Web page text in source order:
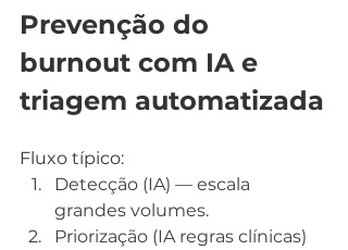
Prevenção do
burnout com IA e
triagem automatizada
Fluxo típico:
Detecção (IA) — escala
grandes volumes.
Priorização (IA regras clínicas)